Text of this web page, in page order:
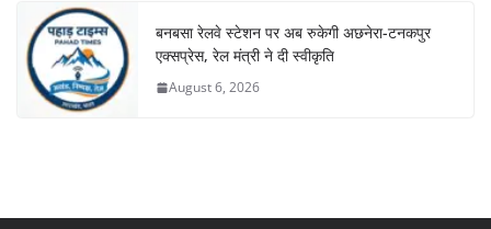
बनबसा रेलवे स्टेशन पर अब रुकेगी अछनेरा-टनकपुर
एक्सप्रेस, रेल मंत्री ने दी स्वीकृति
August 6, 2026